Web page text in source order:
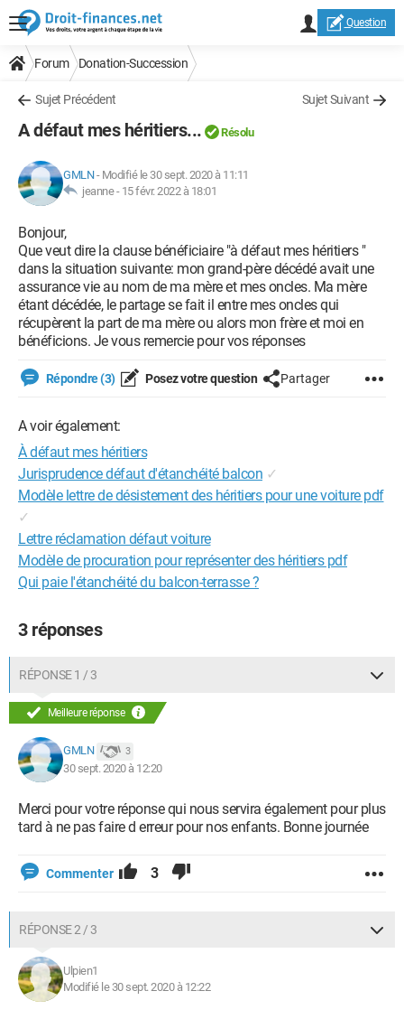
Question
Forum Donation-Succession
Sujet Précédent Sujet Suivant
A défaut mes héritiers... Résolu
GMLN- Modifié le 30 sept. 2020 à 11:11
jeanne - 15 févr. 2022 à 18:01
Bonjour,
Que veut dire la clause bénéficiaire "à défaut mes héritiers "
dans la situation suivante: mon grand-père décédé avait une
assurance vie au nom de ma mère et mes oncles. Ma mère
étant décédée, le partage se fait il entre mes oncles qui
récupèrent la part de ma mère ou alors mon frère et moi en
bénéficions. Je vous remercie pour vos réponses
Répondre (3) Posez votre question Partager
A voir également:
À défaut mes héritiers
Jurisprudence défaut d'étanchéité balcon ✓
Modèle lettre de désistement des héritiers pour une voiture pdf
✓
Lettre réclamation défaut voiture
Modèle de procuration pour représenter des héritiers pdf
Qui paie l'étanchéité du balcon-terrasse ?
3 réponses
RÉPONSE 1 / 3
Meilleure réponse
GMLN 3
30 sept. 2020 à 12:20
Merci pour votre réponse qui nous servira également pour plus
tard à ne pas faire d erreur pour nos enfants. Bonne journée
Commenter 3
RÉPONSE 2 / 3
Ulpien1
Modifié le 30 sept. 2020 à 12:22